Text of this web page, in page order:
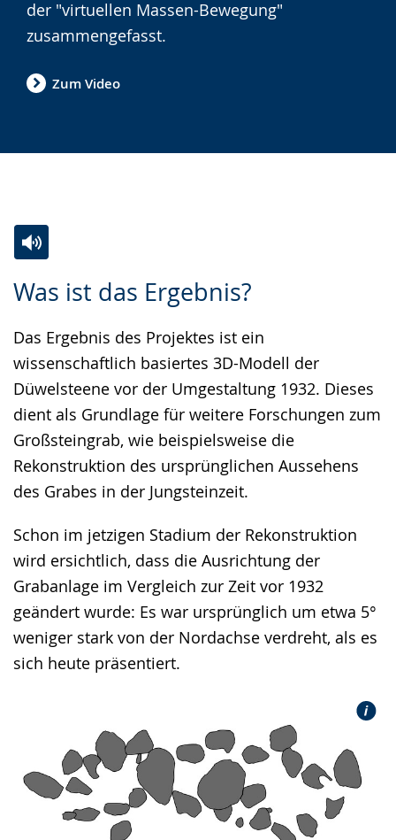
der "virtuellen Massen-Bewegung"
zusammengefasst.
Zum Video
Was ist das Ergebnis?
Das Ergebnis des Projektes ist ein
wissenschaftlich basiertes 3D-Modell der
Düwelsteene vor der Umgestaltung 1932. Dieses
dient als Grundlage für weitere Forschungen zum
Großsteingrab, wie beispielsweise die
Rekonstruktion des ursprünglichen Aussehens
des Grabes in der Jungsteinzeit.
Schon im jetzigen Stadium der Rekonstruktion
wird ersichtlich, dass die Ausrichtung der
Grabanlage im Vergleich zur Zeit vor 1932
geändert wurde: Es war ursprünglich um etwa 5°
weniger stark von der Nordachse verdreht, als es
sich heute präsentiert.
Leichten
wechseln.
Audio-
Video
Deutscher
Gebärdensprache
wird
angezeigt.